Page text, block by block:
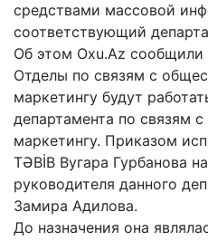
средствами массовой
соответствующий
Об этом Oxu.Az сообщили
Отделы по связям с
маркетингу будут
департамента по связям
маркетингу. Приказом
TƏBİB Вугара Гурбанова
руководителя данного
Замира Адилова.
До назначения она